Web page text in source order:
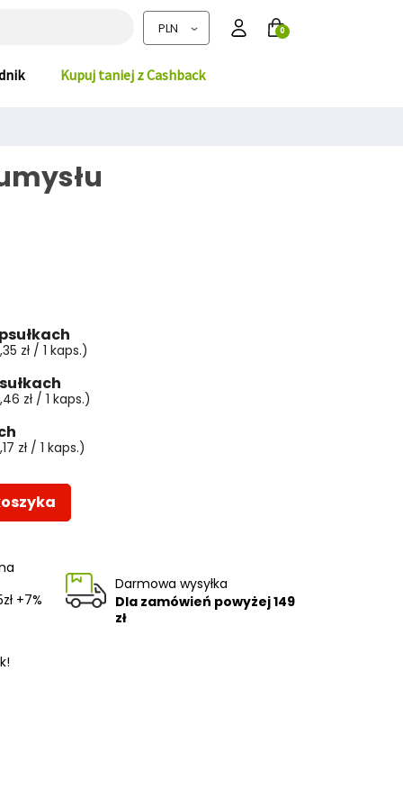
0
Kupuj taniej z Cashback
zł / 1 kaps.)
zł / 1 kaps.)
zł / 1 kaps.)
+7%
Darmowa wysyłka
Dla zamówień powyżej149
zł